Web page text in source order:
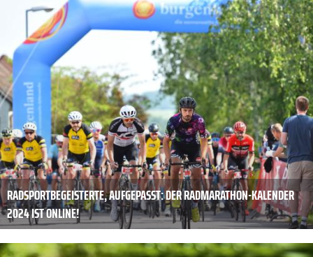
RADSPORTBEGEISTERTE, AUFGEPASST: DER RADMARATHON-KALENDER
2024 IST ONLINE!